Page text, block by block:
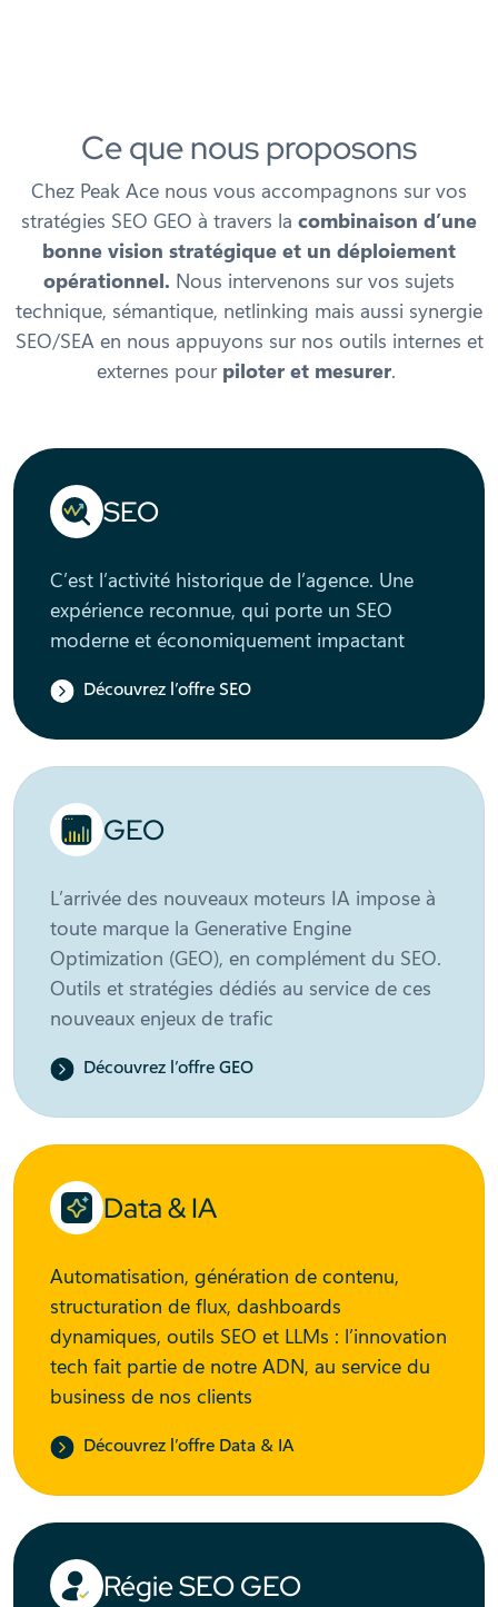
Ce que nous proposons
Chez Peak Ace nous vous accompagnons sur vos
stratégies SEO GEO à travers la combinaison d’une
bonne vision stratégique et un déploiement
opérationnel. Nous intervenons sur vos sujets
technique, sémantique, netlinking mais aussi synergie
SEO/SEA en nous appuyons sur nos outils internes et
externes pour piloter et mesurer.
SEO
C’est l’activité historique de l’agence. Une
expérience reconnue, qui porte un SEO
moderne et économiquement impactant
Découvrez l’offre SEO
GEO
L’arrivée des nouveaux moteurs IA impose à
toute marque la Generative Engine
Optimization (GEO), en complément du SEO.
Outils et stratégies dédiés au service de ces
nouveaux enjeux de trafic
Découvrez l’offre GEO
Data & IA
Automatisation, génération de contenu,
structuration de flux, dashboards
dynamiques, outils SEO et LLMs : l’innovation
tech fait partie de notre ADN, au service du
business de nos clients
Découvrez l’offre Data & IA
Régie SEO GEO